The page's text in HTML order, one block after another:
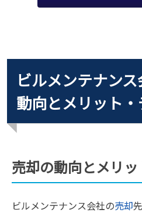
ビルメンテナン
動向とメリット
売却の動向とメリッ
ビルメンテナンス会社の売却